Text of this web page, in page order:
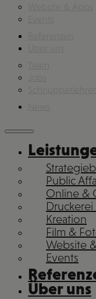
Public
Online &
Kreation
Film &
Website
Events
Über uns